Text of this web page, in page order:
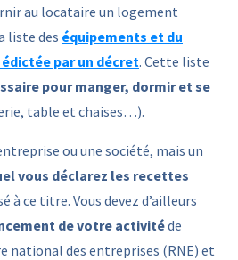
au locataire un logement
liste des équipements et du
par un décret. Cette liste
pour manger, dormir et se
table et chaises…).
ou une société, mais un
vous déclarez les recettes
à ce titre. Vous devez d’ailleurs
de votre activitéde
national des entreprises (RNE) et